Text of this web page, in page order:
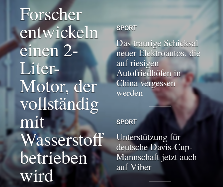
Forscher
entwickeln
einen 2-
Liter-
Motor, der
vollständig
mit
Wasserstoff
betrieben
wird
SPORT
Das traurige Schicksal
neuer Elektroautos, die
auf riesigen
Autofriedhöfen in
China vergessen
werden
SPORT
Unterstützung für
deutsche Davis-Cup-
Mannschaft jetzt auch
auf Viber